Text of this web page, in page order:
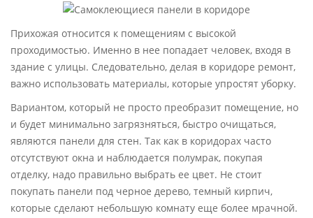
Прихожая относится к помещениям с высокой
проходимостью. Именно в нее попадает человек, входя в
здание с улицы. Следовательно, делая в коридоре ремонт,
важно использовать материалы, которые упростят уборку.
Вариантом, который не просто преобразит помещение, но
и будет минимально загрязняться, быстро очищаться,
являются панели для стен. Так как в коридорах часто
отсутствуют окна и наблюдается полумрак, покупая
отделку, надо правильно выбрать ее цвет. Не стоит
покупать панели под черное дерево, темный кирпич,
которые сделают небольшую комнату еще более мрачной.